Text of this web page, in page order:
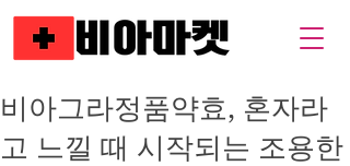
비아그라정품약효, 혼자라
고 느낄 때 시작되는 조용한